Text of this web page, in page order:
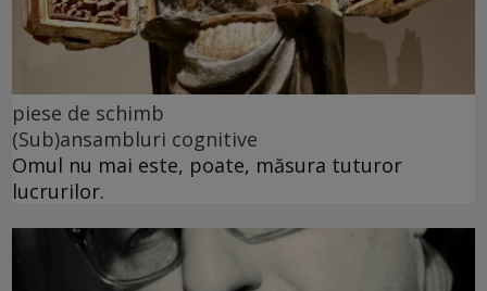
piese de schimb
(Sub)ansambluri cognitive
Omul nu mai este, poate, măsura tuturor
lucrurilor.